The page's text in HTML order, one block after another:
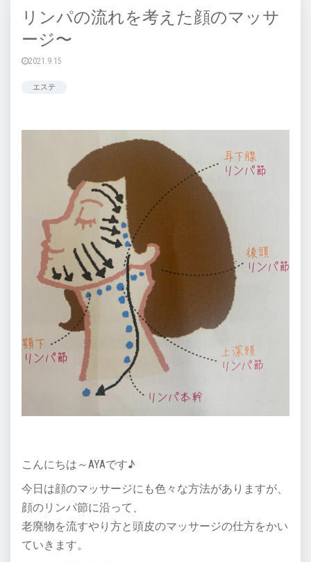
リンパの流れを考えた顔のマッサ
ージ〜
2021.9.15
エステ
こんにちは～AYAです♪
今日は顔のマッサージにも色々な方法がありますが、
顔のリンパ節に沿って、
老廃物を流すやり方と頭皮のマッサージの仕方をかい
ていきます。